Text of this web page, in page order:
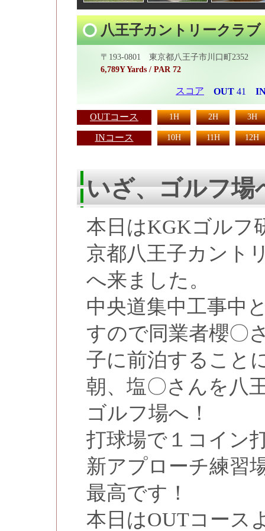
八王子カントリークラブ
〒193-0801 東京都八王子市川口町2352
6,789Y Yards / PAR 72
スコア OUT 41
OUTコース 1H 2H 3H
INコース 10H 11H 12H
いざ、ゴルフ場
本日はKGKゴルフ
京都八王子カント
へ来ました。
中央道集中工事中
すので同業者櫻〇
子に前泊すること
朝、塩〇さんを八
ゴルフ場へ！
打球場で１コイン
新アプローチ練習
最高です！
本日はOUTコース